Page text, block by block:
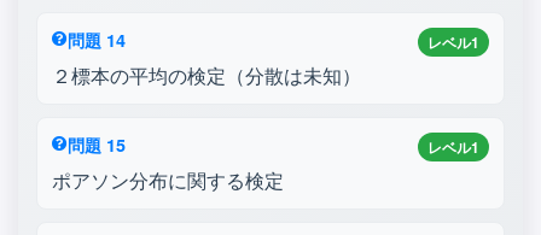
レベル1
問題 14
２標本の平均の検定（分散は未知）
レベル1
問題 15
ポアソン分布に関する検定